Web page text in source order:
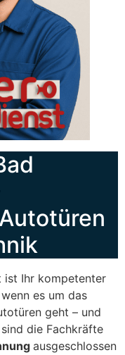
ist Ihr kompetenter
es um das
geht – und
die Fachkräfte
ausgeschlossen